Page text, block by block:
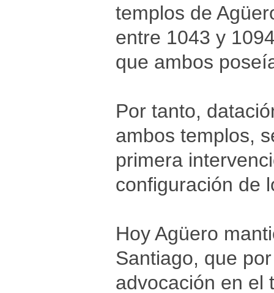
templos de
entre 1043 y
que ambos
Por tanto,
ambos templos,
primera
configuración de
Hoy Agüero
Santiago, que
advocación en el